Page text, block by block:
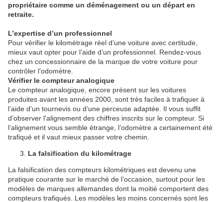
propriétaire comme un déménagement ou un départ en
retraite.
L’expertise d’un professionnel
Pour vérifier le kilométrage réel d’une voiture avec certitude,
mieux vaut opter pour l’aide d’un professionnel. Rendez-vous
chez un concessionnaire de la marque de votre voiture pour
contrôler l’odomètre.
Vérifier le compteur analogique
Le compteur analogique, encore présent sur les voitures
produites avant les années 2000, sont très faciles à trafiquer à
l’aide d’un tournevis ou d’une perceuse adaptée. Il vous suffit
d’observer l'alignement des chiffres inscrits sur le compteur. Si
l’alignement vous semble étrange, l’odomètre a certainement été
trafiqué et il vaut mieux passer votre chemin.
La falsification du kilométrage
La falsification des compteurs kilométriques est devenu une
pratique courante sur le marché de l’occasion, surtout pour les
modèles de marques allemandes dont la moitié comportent des
compteurs trafiqués. Les modèles les moins concernés sont les